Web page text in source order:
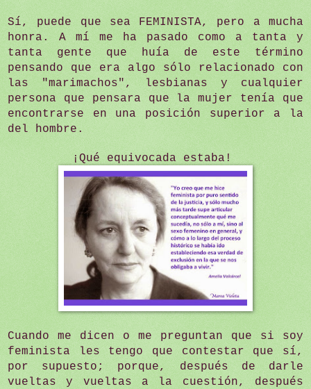
Sí, puede que sea FEMINISTA, pero a mucha
honra. A mí me ha pasado como a tanta y
tanta gente que huía de este término
pensando que era algo sólo relacionado con
las "marimachos", lesbianas y cualquier
persona que pensara que la mujer tenía que
encontrarse en una posición superior a la
del hombre.
¡Qué equivocada estaba!
Cuando me dicen o me preguntan que si soy
feminista les tengo que contestar que sí,
por supuesto; porque, después de darle
vueltas y vueltas a la cuestión, después